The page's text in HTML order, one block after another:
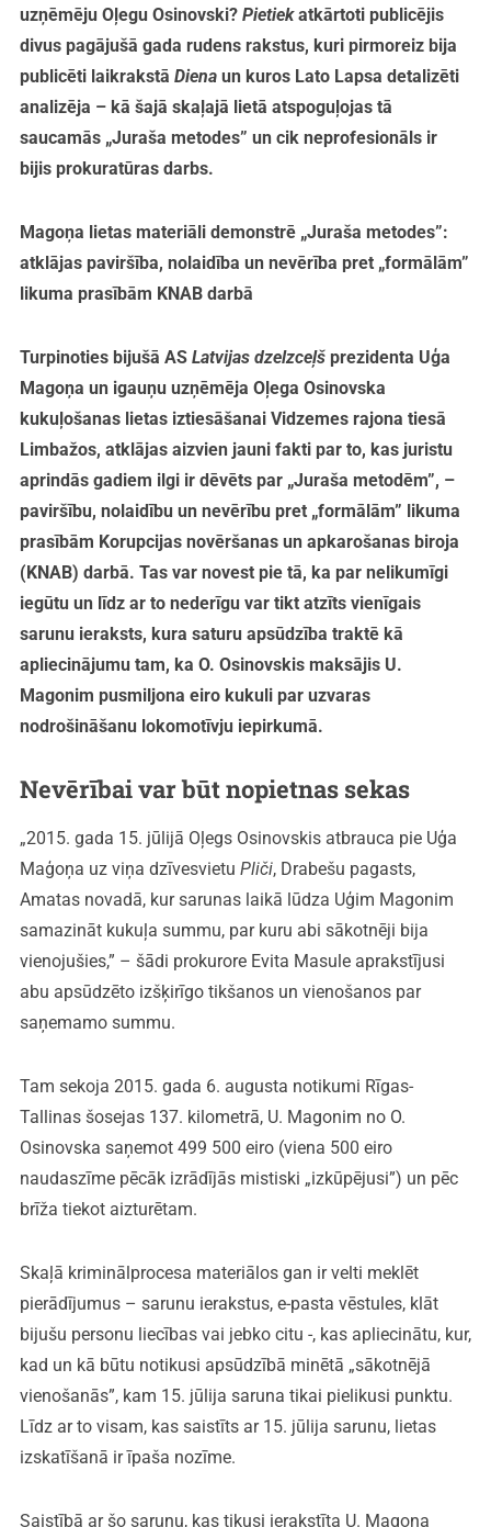
uzņēmēju Oļegu Osinovski? Pietiekatkārtoti publicējis
divus pagājušā gada rudens rakstus, kuri pirmoreiz bija
publicēti laikrakstā Dienaun kuros Lato Lapsa detalizēti
analizēja – kā šajā skaļajā lietā atspoguļojas tā
saucamās „Juraša metodes” un cik neprofesionāls ir
bijis prokuratūras darbs.
Magoņa lietas materiāli demonstrē „Juraša metodes”:
atklājas paviršība, nolaidība un nevērība pret „formālām”
likuma prasībām KNAB darbā
Turpinoties bijušā AS Latvijas dzelzceļšprezidenta Uģa
Magoņa un igauņu uzņēmēja Oļega Osinovska
kukuļošanas lietas iztiesāšanai Vidzemes rajona tiesā
Limbažos, atklājas aizvien jauni fakti par to, kas juristu
aprindās gadiem ilgi ir dēvēts par „Juraša metodēm”, –
paviršību, nolaidību un nevērību pret „formālām” likuma
prasībām Korupcijas novēršanas un apkarošanas biroja
(KNAB) darbā. Tas var novest pie tā, ka par nelikumīgi
iegūtu un līdz ar to nederīgu var tikt atzīts vienīgais
sarunu ieraksts, kura saturu apsūdzība traktē kā
apliecinājumu tam, ka O. Osinovskis maksājis U.
Magonim pusmiljona eiro kukuli par uzvaras
nodrošināšanu lokomotīvju iepirkumā.
Nevērībai var būt nopietnas sekas
„2015. gada 15. jūlijā Oļegs Osinovskis atbrauca pie Uģa
Maģoņa uz viņa dzīvesvietu Pliči, Drabešu pagasts,
Amatas novadā, kur sarunas laikā lūdza Uģim Magonim
samazināt kukuļa summu, par kuru abi sākotnēji bija
vienojušies,” – šādi prokurore Evita Masule aprakstījusi
abu apsūdzēto izšķirīgo tikšanos un vienošanos par
saņemamo summu.
Tam sekoja 2015. gada 6. augusta notikumi Rīgas-
Tallinas šosejas 137. kilometrā, U. Magonim no O.
Osinovska saņemot 499 500 eiro (viena 500 eiro
naudaszīme pēcāk izrādījās mistiski „izkūpējusi”) un pēc
brīža tiekot aizturētam.
Skaļā kriminālprocesa materiālos gan ir velti meklēt
pierādījumus – sarunu ierakstus, e-pasta vēstules, klāt
bijušu personu liecības vai jebko citu -, kas apliecinātu, kur,
kad un kā būtu notikusi apsūdzībā minētā „sākotnējā
vienošanās”, kam 15. jūlija saruna tikai pielikusi punktu.
Līdz ar to visam, kas saistīts ar 15. jūlija sarunu, lietas
izskatīšanā ir īpaša nozīme.
Saistībā ar šo sarunu, kas tikusi ierakstīta U. Magoņa